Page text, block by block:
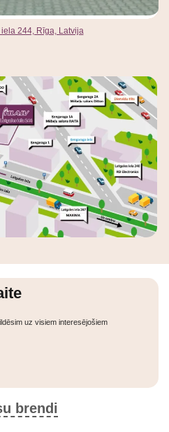
244, Rīga, Latvija
brendi
uz visiem interesējošiem